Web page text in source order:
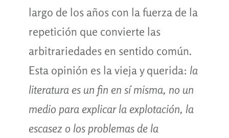
largo de los años con la fuerza de la
repetición que convierte las
arbitrariedades en sentido común.
Esta opinión es la vieja y querida: la
literatura es un fin en sí misma, no un
medio para explicar la explotación, la
escasez o los problemas de la